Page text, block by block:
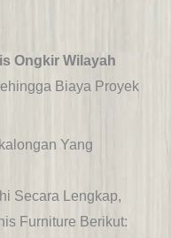
Ongkir Wilayah
Biaya Proyek
Yang
Secara Lengkap,
Furniture Berikut: